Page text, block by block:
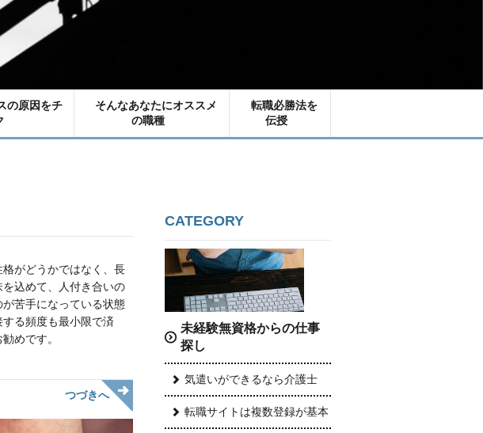
の原因をチ
そんなあなたにオススメ
の職種
転職必勝法を
伝授
がどうかではなく、長
込めて、人付き合いの
苦手になっている状態
る頻度も最小限で済
めです。
つづきへ
CATEGORY
未経験無資格からの仕事
探し
気遣いができるなら介護士
転職サイトは複数登録が基本